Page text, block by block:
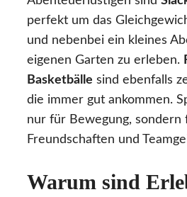
perfekt um das
und nebenbei ein kleines
eigenen Garten zu erleben.
Basketbälle sind ebenfalls
die immer gut ankommen.
nur für Bewegung, sondern
Freundschaften und
Warum sind